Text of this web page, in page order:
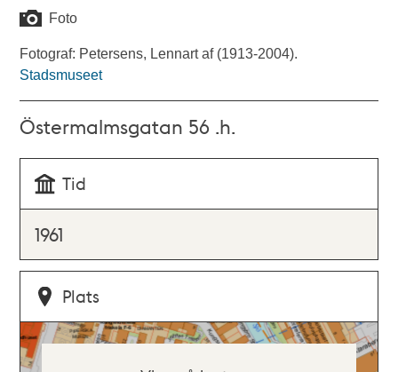
Foto
Fotograf: Petersens, Lennart af (1913-2004).
Stadsmuseet
Östermalmsgatan 56 .h.
Tid
1961
Plats